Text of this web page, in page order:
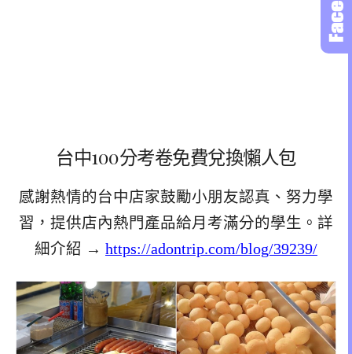
台中100分考卷免費兌換懶人包
感謝熱情的台中店家鼓勵小朋友認真、努力學
習，提供店內熱門產品給月考滿分的學生。詳
細介紹 → https://adontrip.com/blog/39239/